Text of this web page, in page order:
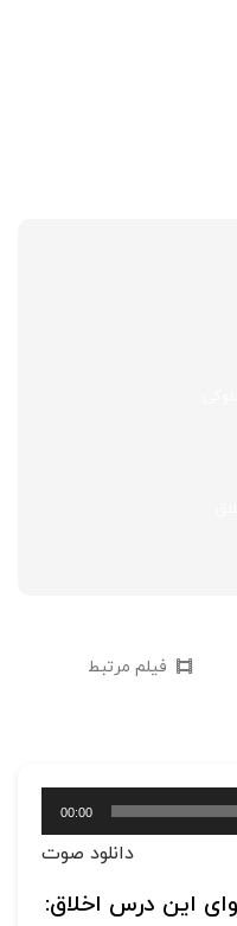
فیلم مرتبط
00:00
دانلود صوت
این درس اخلاق: